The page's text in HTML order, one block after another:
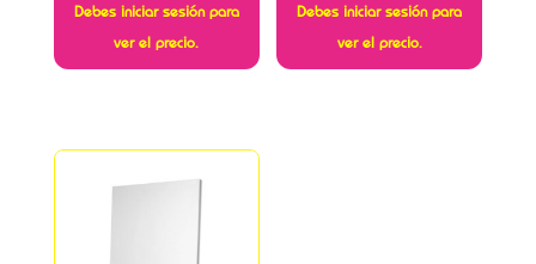
Debes iniciar sesión para
ver el precio.
Debes iniciar sesión para
ver el precio.